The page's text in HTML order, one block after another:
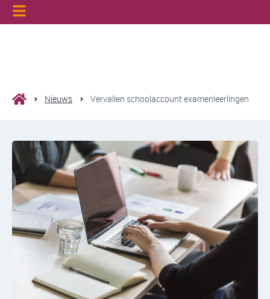
Nieuws Vervallen schoolaccount examenleerlingen